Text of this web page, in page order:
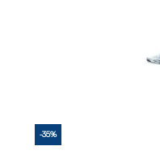
-35%